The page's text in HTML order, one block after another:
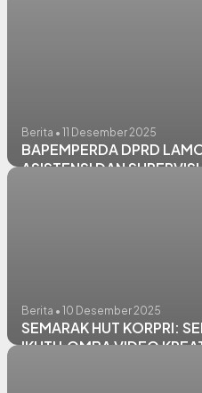
Berita • 11 Desember 2025
BAPEMPERDA DPRD
ASISTENSI DAN
Berita • 10 Desember 2025
SEMARAK HUT KORPRI:
IKUTI LOMBA VIDEO